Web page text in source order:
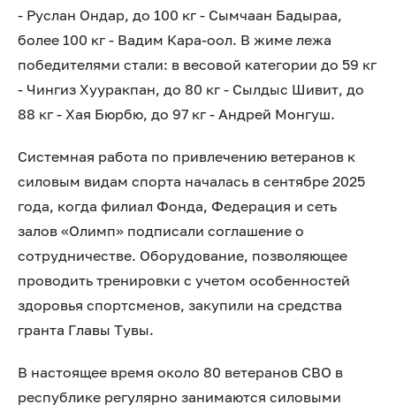
- Руслан Ондар, до 100 кг - Сымчаан Бадыраа,
более 100 кг - Вадим Кара-оол. В жиме лежа
победителями стали: в весовой категории до 59 кг
- Чингиз Хууракпан, до 80 кг - Сылдыс Шивит, до
88 кг - Хая Бюрбю, до 97 кг - Андрей Монгуш.
Системная работа по привлечению ветеранов к
силовым видам спорта началась в сентябре 2025
года, когда филиал Фонда, Федерация и сеть
залов «Олимп» подписали соглашение о
сотрудничестве. Оборудование, позволяющее
проводить тренировки с учетом особенностей
здоровья спортсменов, закупили на средства
гранта Главы Тувы.
В настоящее время около 80 ветеранов СВО в
республике регулярно занимаются силовыми